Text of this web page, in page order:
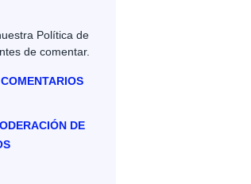
Política de
de comentar.
DE